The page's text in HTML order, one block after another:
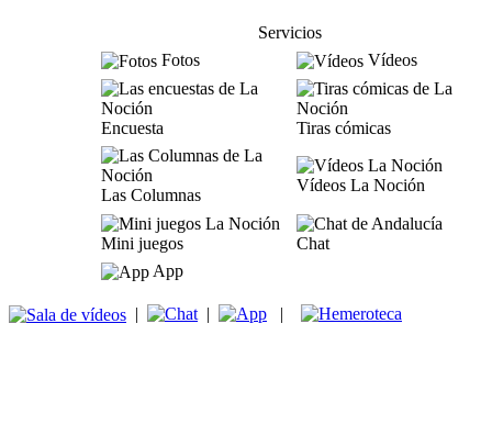
Servicios
Fotos
Vídeos
Encuesta Tiras cómicas
Las Columnas
Vídeos La Noción
Mini juegos
Chat
App
| | |